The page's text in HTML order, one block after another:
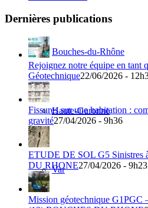
Bouches-du-Rhône
Haute-Garonne
Var
Dernières publications
Rejoignez notre équipe en tant
Géotechnique22/06/2026 -
Fissures sur une habitation :
gravité27/04/2026 - 9h36
ETUDE DE SOL G5 Sinistres
DU RHONE27/04/2026 - 9h23
Mission géotechnique